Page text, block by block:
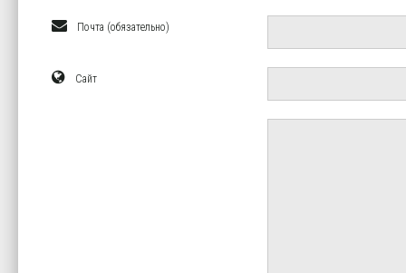
Почта (обязательно)
Сайт